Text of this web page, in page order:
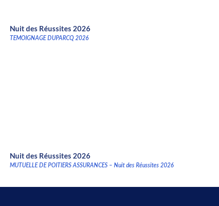
Nuit des Réussites 2026
TEMOIGNAGE DUPARCQ 2026
Nuit des Réussites 2026
MUTUELLE DE POITIERS ASSURANCES – Nuit des Réussites 2026